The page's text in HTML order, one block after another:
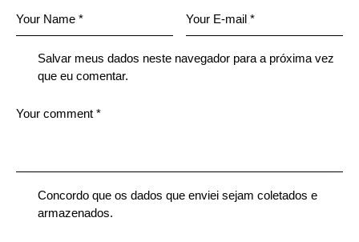
Salvar meus dados neste navegador para a próxima vez
que eu comentar.
Concordo que os dados que enviei sejam coletados e
armazenados.